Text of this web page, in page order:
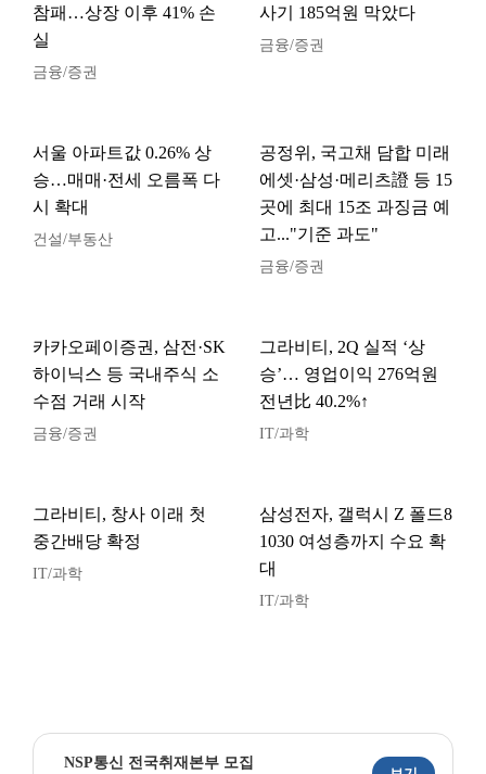
참패…상장 이후 41% 손
실
금융/증권
사기 185억원 막았다
금융/증권
서울 아파트값 0.26% 상
승…매매·전세 오름폭 다
시 확대
건설/부동산
공정위, 국고채 담합 미래
에셋·삼성·메리츠證 등 15
곳에 최대 15조 과징금 예
고..."기준 과도"
금융/증권
카카오페이증권, 삼전·SK
하이닉스 등 국내주식 소
수점 거래 시작
금융/증권
그라비티, 2Q 실적 ‘상
승’… 영업이익 276억원
전년比 40.2%↑
IT/과학
그라비티, 창사 이래 첫
중간배당 확정
IT/과학
삼성전자, 갤럭시 Z 폴드8
1030 여성층까지 수요 확
대
IT/과학
NSP통신 전국취재본부 모집